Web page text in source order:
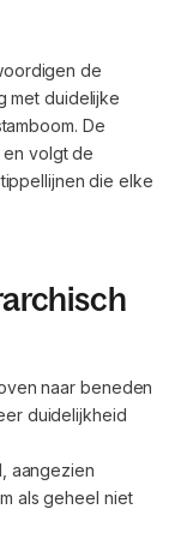
de
met duidelijke
De
volgt de
die elke
naar beneden
duidelijkheid
aangezien
als geheel niet